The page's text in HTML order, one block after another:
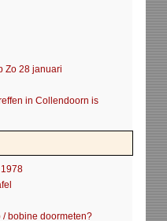
Zo 28 januari
in Collendoorn is
bobine doormeten?